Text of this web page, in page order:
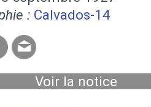
: Calvados-14
Voir la notice